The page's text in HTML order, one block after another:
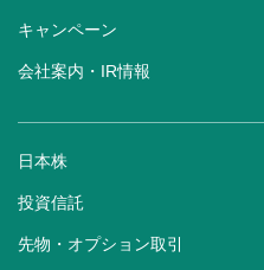
キャンペーン
会社案内・IR情報
日本株
投資信託
先物・オプション取引